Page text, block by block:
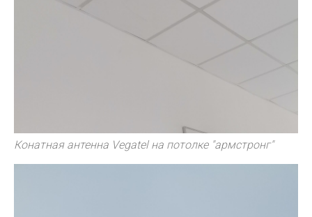
Конатная антенна Vegatel на потолке "армстронг"